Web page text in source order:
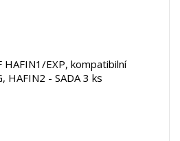
EXP, kompatibilní
HAFIN2 - SADA 3 ks